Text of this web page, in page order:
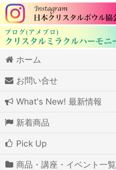
ホーム
お問い合せ
What's New! 最新情報
新着商品
Pick Up
商品・講座・イベント一覧